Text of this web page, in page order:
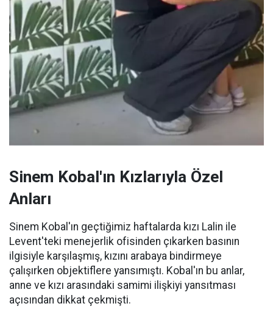
Sinem Kobal'ın Kızlarıyla Özel
Anları
Sinem Kobal'ın geçtiğimiz haftalarda kızı Lalin ile
Levent'teki menejerlik ofisinden çıkarken basının
ilgisiyle karşılaşmış, kızını arabaya bindirmeye
çalışırken objektiflere yansımıştı. Kobal'ın bu anlar,
anne ve kızı arasındaki samimi ilişkiyi yansıtması
açısından dikkat çekmişti.